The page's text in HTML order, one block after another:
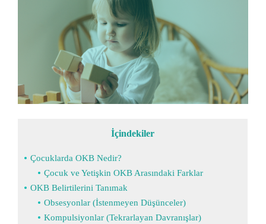
İçindekiler
Çocuklarda OKB Nedir?
Çocuk ve Yetişkin OKB Arasındaki Farklar
OKB Belirtilerini Tanımak
Obsesyonlar (İstenmeyen Düşünceler)
Kompulsiyonlar (Tekrarlayan Davranışlar)